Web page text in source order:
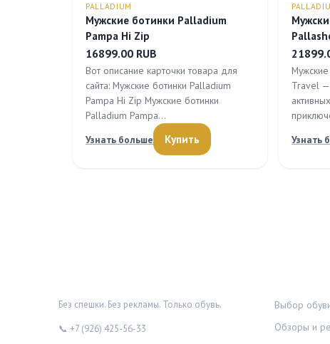
PALLADIUM
Мужские ботинки Palladium
Pampa Hi Zip
16899.00 RUB
Вот описание карточки товара для
сайта: Мужские ботинки Palladium
Pampa Hi Zip Мужские ботинки
Palladium Pampa…
Узнать больше
Купить
Travel —
Узнать
Без спешки. Без рекламы. Только обувь.
📞 +7 (926) 425-56-33
Выбор
Обзоры и